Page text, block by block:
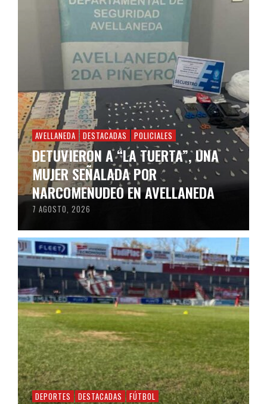
AVELLANEDA DESTACADAS POLICIALES
DETUVIERON A “LA TUERTA”, UNA
MUJER SEÑALADA POR
NARCOMENUDEO EN AVELLANEDA
7 AGOSTO, 2026
DEPORTES DESTACADAS FÚTBOL